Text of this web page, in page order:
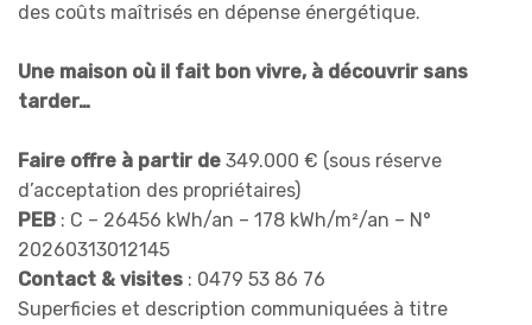
des coûts maîtrisés en dépense énergétique.
Une maison où il fait bon vivre, à découvrir sans
tarder…
Faire offre à partir de 349.000 € (sous réserve
d’acceptation des propriétaires)
PEB : C – 26456 kWh/an – 178 kWh/m²/an – N°
20260313012145
Contact & visites : 0479 53 86 76
Superficies et description communiquées à titre